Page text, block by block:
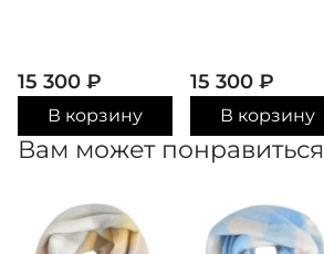
15 300 ₽
В корзину
15 300 ₽
В корзину
Вам может понравиться